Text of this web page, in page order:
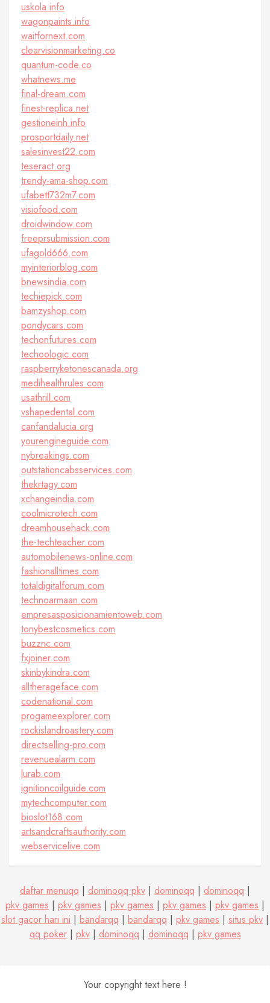
uskola.info
wagonpaints.info
waitfornext.com
clearvisionmarketing.co
quantum-code.co
whatnews.me
final-dream.com
finest-replica.net
gestioneinh.info
prosportdaily.net
salesinvest22.com
teseract.org
trendy-ama-shop.com
ufabett732m7.com
visiofood.com
droidwindow.com
freeprsubmission.com
ufagold666.com
myinteriorblog.com
bnewsindia.com
techiepick.com
bamzyshop.com
pondycars.com
techonfutures.com
techoologic.com
raspberryketonescanada.org
medihealthrules.com
usathrill.com
vshapedental.com
canfandalucia.org
yourengineguide.com
nybreakings.com
outstationcabsservices.com
thekrtagy.com
xchangeindia.com
coolmicrotech.com
dreamhousehack.com
the-techteacher.com
automobilenews-online.com
fashionalltimes.com
totaldigitalforum.com
technoarmaan.com
empresasposicionamientoweb.com
tonybestcosmetics.com
buzznc.com
fxjoiner.com
skinbykindra.com
alltherageface.com
codenational.com
progameexplorer.com
rockislandroastery.com
directselling-pro.com
revenuealarm.com
lurab.com
ignitioncoilguide.com
mytechcomputer.com
bioslot168.com
artsandcraftsauthority.com
webservicelive.com
daftar menuqq | dominoqq pkv | dominoqq | dominoqq |
pkv games | pkv games | pkv games | pkv games | pkv games |
slot gacor hari ini | bandarqq | bandarqq | pkv games | situs pkv |
qq poker| pkv| dominoqq | dominoqq | pkv games
Your copyright text here !